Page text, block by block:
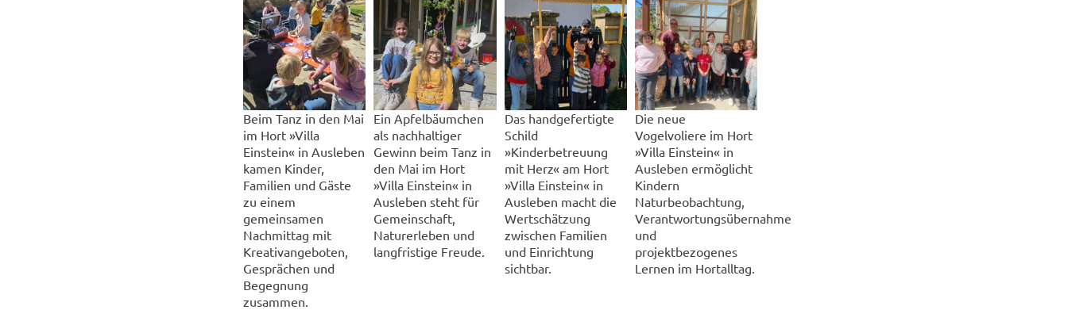
Beim Tanz in den Mai
im Hort »Villa
Einstein« in Ausleben
kamen Kinder,
Familien und Gäste
zu einem
gemeinsamen
Nachmittag mit
Kreativangeboten,
Gesprächen und
Begegnung
zusammen.
Ein Apfelbäumchen
als nachhaltiger
Gewinn beim Tanz in
den Mai im Hort
»Villa Einstein« in
Ausleben steht für
Gemeinschaft,
Naturerleben und
langfristige Freude.
Das handgefertigte
Schild
»Kinderbetreuung
mit Herz« am Hort
»Villa Einstein« in
Ausleben macht die
Wertschätzung
zwischen Familien
und Einrichtung
sichtbar.
Die neue
Vogelvoliere im Hort
»Villa Einstein« in
Ausleben ermöglicht
Kindern
Naturbeobachtung,
Verantwortungsübernahme
und
projektbezogenes
Lernen im Hortalltag.